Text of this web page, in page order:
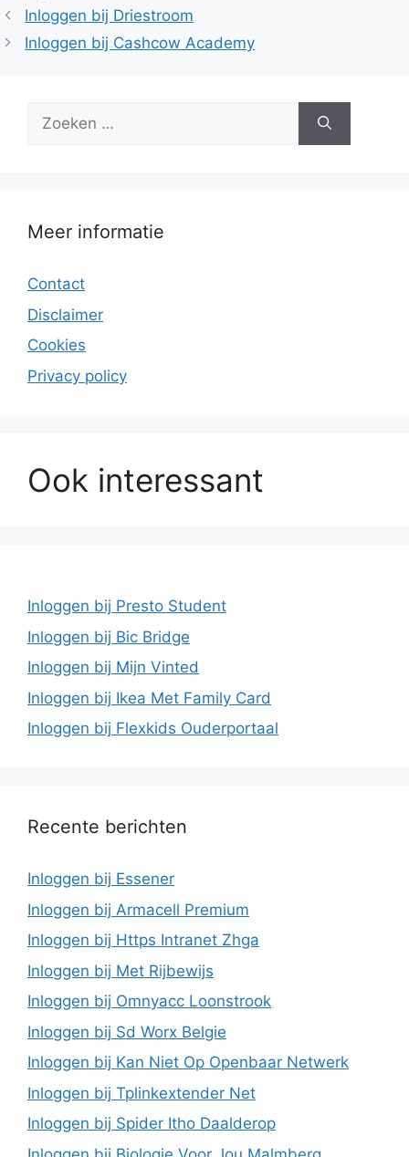
Inloggen bij Driestroom
Inloggen bij Cashcow Academy
Zoek
Meer informatie
Contact
Disclaimer
Cookies
Privacy policy
Ook interessant
Inloggen bij Presto Student
Inloggen bij Bic Bridge
Inloggen bij Mijn Vinted
Inloggen bij Ikea Met Family Card
Inloggen bij Flexkids Ouderportaal
Recente berichten
Inloggen bij Essener
Inloggen bij Armacell Premium
Inloggen bij Https Intranet Zhga
Inloggen bij Met Rijbewijs
Inloggen bij Omnyacc Loonstrook
Inloggen bij Sd Worx Belgie
Inloggen bij Kan Niet Op Openbaar Netwerk
Inloggen bij Tplinkextender Net
Inloggen bij Spider Itho Daalderop